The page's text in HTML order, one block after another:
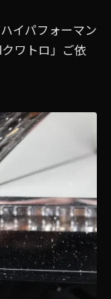
イパフォーマン
ワトロ」ご依